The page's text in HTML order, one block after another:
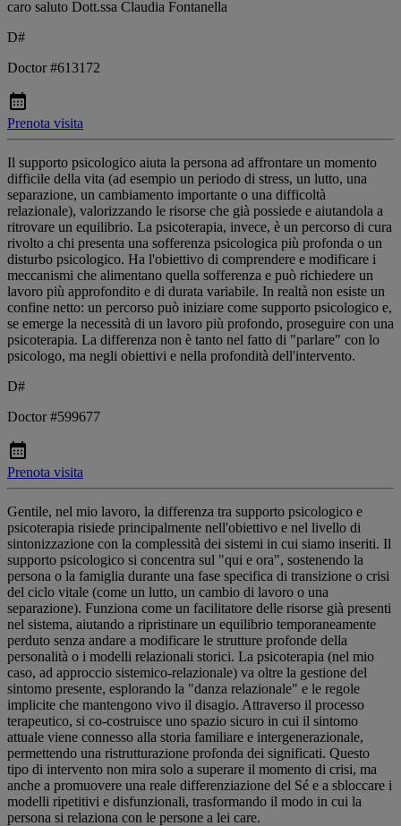
caro saluto Dott.ssa Claudia Fontanella
D#
Doctor #613172
Prenota visita
Il supporto psicologico aiuta la persona ad affrontare un momento
difficile della vita (ad esempio un periodo di stress, un lutto, una
separazione, un cambiamento importante o una difficoltà
relazionale), valorizzando le risorse che già possiede e aiutandola a
ritrovare un equilibrio. La psicoterapia, invece, è un percorso di cura
rivolto a chi presenta una sofferenza psicologica più profonda o un
disturbo psicologico. Ha l'obiettivo di comprendere e modificare i
meccanismi che alimentano quella sofferenza e può richiedere un
lavoro più approfondito e di durata variabile. In realtà non esiste un
confine netto: un percorso può iniziare come supporto psicologico e,
se emerge la necessità di un lavoro più profondo, proseguire con una
psicoterapia. La differenza non è tanto nel fatto di "parlare" con lo
psicologo, ma negli obiettivi e nella profondità dell'intervento.
D#
Doctor #599677
Prenota visita
Gentile, nel mio lavoro, la differenza tra supporto psicologico e
psicoterapia risiede principalmente nell'obiettivo e nel livello di
sintonizzazione con la complessità dei sistemi in cui siamo inseriti. Il
supporto psicologico si concentra sul "qui e ora", sostenendo la
persona o la famiglia durante una fase specifica di transizione o crisi
del ciclo vitale (come un lutto, un cambio di lavoro o una
separazione). Funziona come un facilitatore delle risorse già presenti
nel sistema, aiutando a ripristinare un equilibrio temporaneamente
perduto senza andare a modificare le strutture profonde della
personalità o i modelli relazionali storici. La psicoterapia (nel mio
caso, ad approccio sistemico-relazionale) va oltre la gestione del
sintomo presente, esplorando la "danza relazionale" e le regole
implicite che mantengono vivo il disagio. Attraverso il processo
terapeutico, si co-costruisce uno spazio sicuro in cui il sintomo
attuale viene connesso alla storia familiare e intergenerazionale,
permettendo una ristrutturazione profonda dei significati. Questo
tipo di intervento non mira solo a superare il momento di crisi, ma
anche a promuovere una reale differenziazione del Sé e a sbloccare i
modelli ripetitivi e disfunzionali, trasformando il modo in cui la
persona si relaziona con le persone a lei care.